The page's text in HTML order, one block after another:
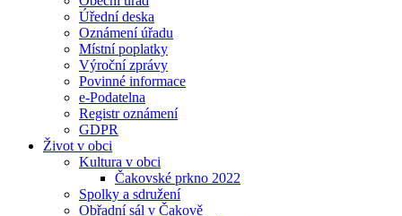
Úřední deska
Oznámení úřadu
Místní poplatky
Výroční zprávy
Povinné informace
e-Podatelna
Registr oznámení
GDPR
Život v obci
Kultura v obci
Čakovské prkno 2022
Spolky a sdružení
Obřadní sál v Čakově